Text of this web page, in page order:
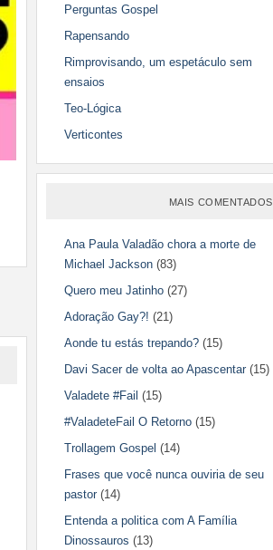
Perguntas Gospel
Rapensando
Rimprovisando, um espetáculo sem
ensaios
Teo-Lógica
Verticontes
MAIS COMENTADOS
Ana Paula Valadão chora a morte de
Michael Jackson (83)
Quero meu Jatinho (27)
Adoração Gay?! (21)
Aonde tu estás trepando? (15)
Davi Sacer de volta ao Apascentar (15)
Valadete #Fail (15)
#ValadeteFail O Retorno (15)
Trollagem Gospel (14)
Frases que você nunca ouviria de seu
pastor (14)
Entenda a politica com A Família
Dinossauros (13)